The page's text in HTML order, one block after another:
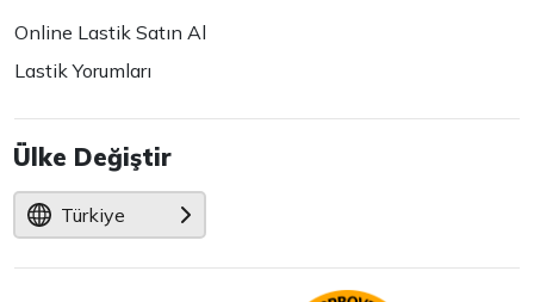
Online Lastik Satın Al
Lastik Yorumları
Ülke Değiştir
Türkiye